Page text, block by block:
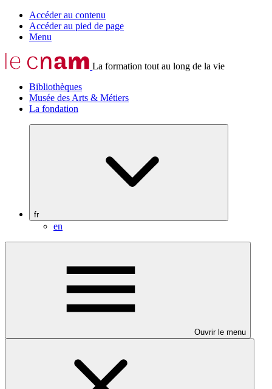
Accéder au contenu
Accéder au pied de page
Menu
La formation tout au long de la vie
Bibliothèques
Musée des Arts & Métiers
La fondation
fr
en
Ouvrir le menu